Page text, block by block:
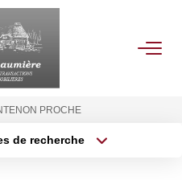
PROCHE
de recherche